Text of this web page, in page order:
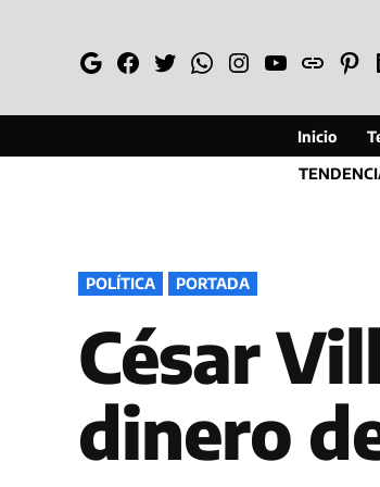
GoogleFacebook
TwitterWhatsapp
Instagram
YouTube
Web
Inicio
PUBLICADO
EN
POLÍTICA PORTADA
César
dinero